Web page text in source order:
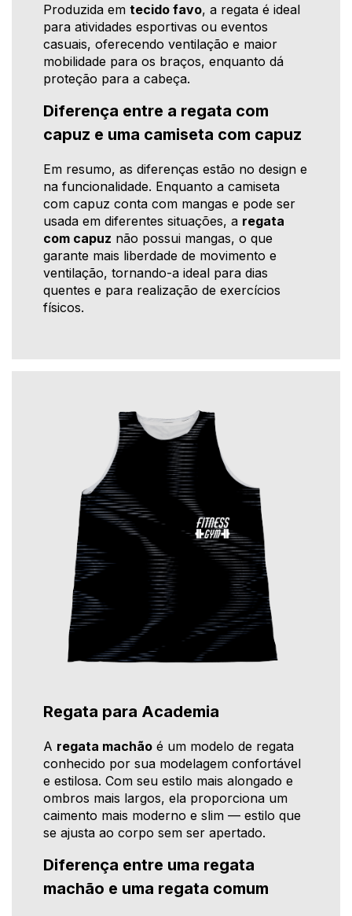
Produzida em tecido favo, a regata é ideal
para atividades esportivas ou eventos
casuais, oferecendo ventilação e maior
mobilidade para os braços, enquanto dá
proteção para a cabeça.
Diferença entre a regata com
capuz e uma camiseta com capuz
Em resumo, as diferenças estão no design e
na funcionalidade. Enquanto a camiseta
com capuz conta com mangas e pode ser
usada em diferentes situações, a regata
com capuz não possui mangas, o que
garante mais liberdade de movimento e
ventilação, tornando-a ideal para dias
quentes e para realização de exercícios
físicos.
Regata para Academia
A regata machão é um modelo de regata
conhecido por sua modelagem confortável
e estilosa. Com seu estilo mais alongado e
ombros mais largos, ela proporciona um
caimento mais moderno e slim — estilo que
se ajusta ao corpo sem ser apertado.
Diferença entre uma regata
machão e uma regata comum